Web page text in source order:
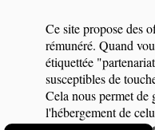
Ce site propose des
rémunéré. Quand
étiquettée
susceptibles de
Cela nous permet de
l'hébergement de